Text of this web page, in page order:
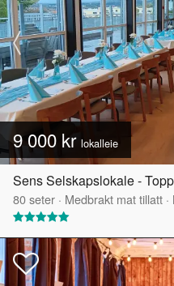
9 000 kr lokalleie
Sens Selskapslokale -
80seter · Medbrakt mat tillatt ·